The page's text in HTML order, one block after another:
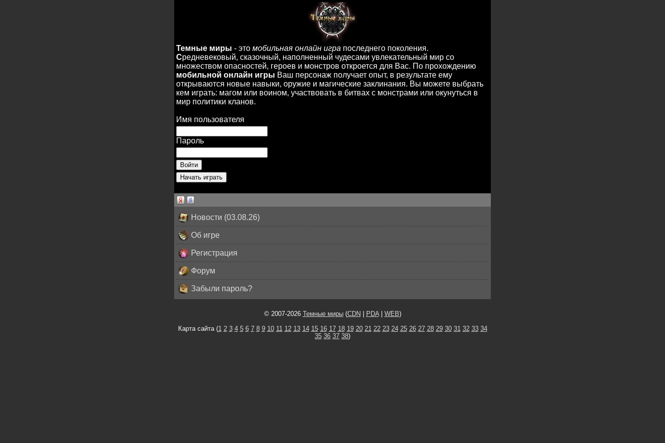
Темные миры - это мобильная онлайн игра последнего поколения.
Средневековый, сказочный, наполненный чудесами увлекательный мир со
множеством опасностей, героев и монстров откроется для Вас. По прохождению
мобильной онлайн игры Ваш персонаж получает опыт, в результате ему
открываются новые навыки, оружие и магические заклинания. Вы можете выбрать
кем играть: магом или воином, участвовать в битвах с монстрами или окунуться в
мир политики кланов.
Имя пользователя
Пароль
Новости (03.08.26)
Об игре
Регистрация
Форум
Забыли пароль?
© 2007-2026 Темные миры(CDN| PDA| WEB)
Карта сайта (1 2 3 4 5 6 7 8 9 10 11 12 13 14 15 16 17 18 19 20 21 22 23 24 25 26 27 28 29 30 31 32 33 34
35 36 37 38)